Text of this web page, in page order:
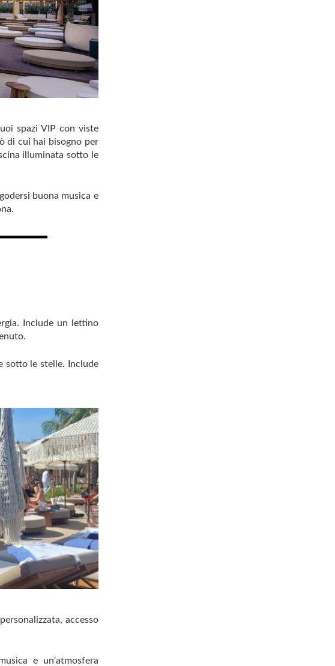
spazi VIP con viste
di cui hai bisogno per
illuminata sotto le
buona musica e
Include un lettino
sotto le stelle. Include
accesso
e un'atmosfera